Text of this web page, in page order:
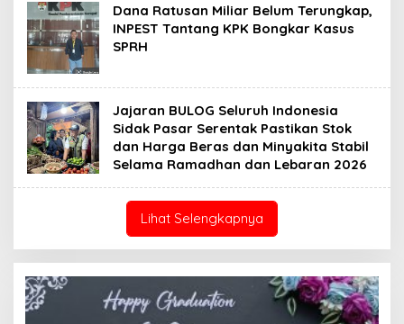
Dana Ratusan Miliar Belum Terungkap,
INPEST Tantang KPK Bongkar Kasus
SPRH
Jajaran BULOG Seluruh Indonesia
Sidak Pasar Serentak Pastikan Stok
dan Harga Beras dan Minyakita Stabil
Selama Ramadhan dan Lebaran 2026
Lihat Selengkapnya